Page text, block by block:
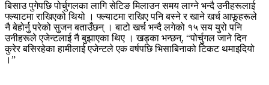
बिसाउ पुगेपछि पोर्चुगलका लागि सेटिङ मिलाउन समय लाग्‍ने भन्दै उनीहरूलाई
फ्ल्याटमा राखिएको थियो । फ्ल्याटमा राखिए पनि बस्‍ने र खाने खर्च आफूहरूले
नै बेहोर्नु परेको सुजन बताउँछन् । बाटो खर्च भन्दै लगेको १५ सय युरो पनि
उनीहरूले एजेन्टलाई नै बुझाएका थिए । खड्का भन्छन्, “पोर्चुगल जाने दिन
कुरेर बसिरहेका हामीलाई एजेन्टले एक वर्षपछि भिसाबिनाको टिकट थमाइदियो
।”